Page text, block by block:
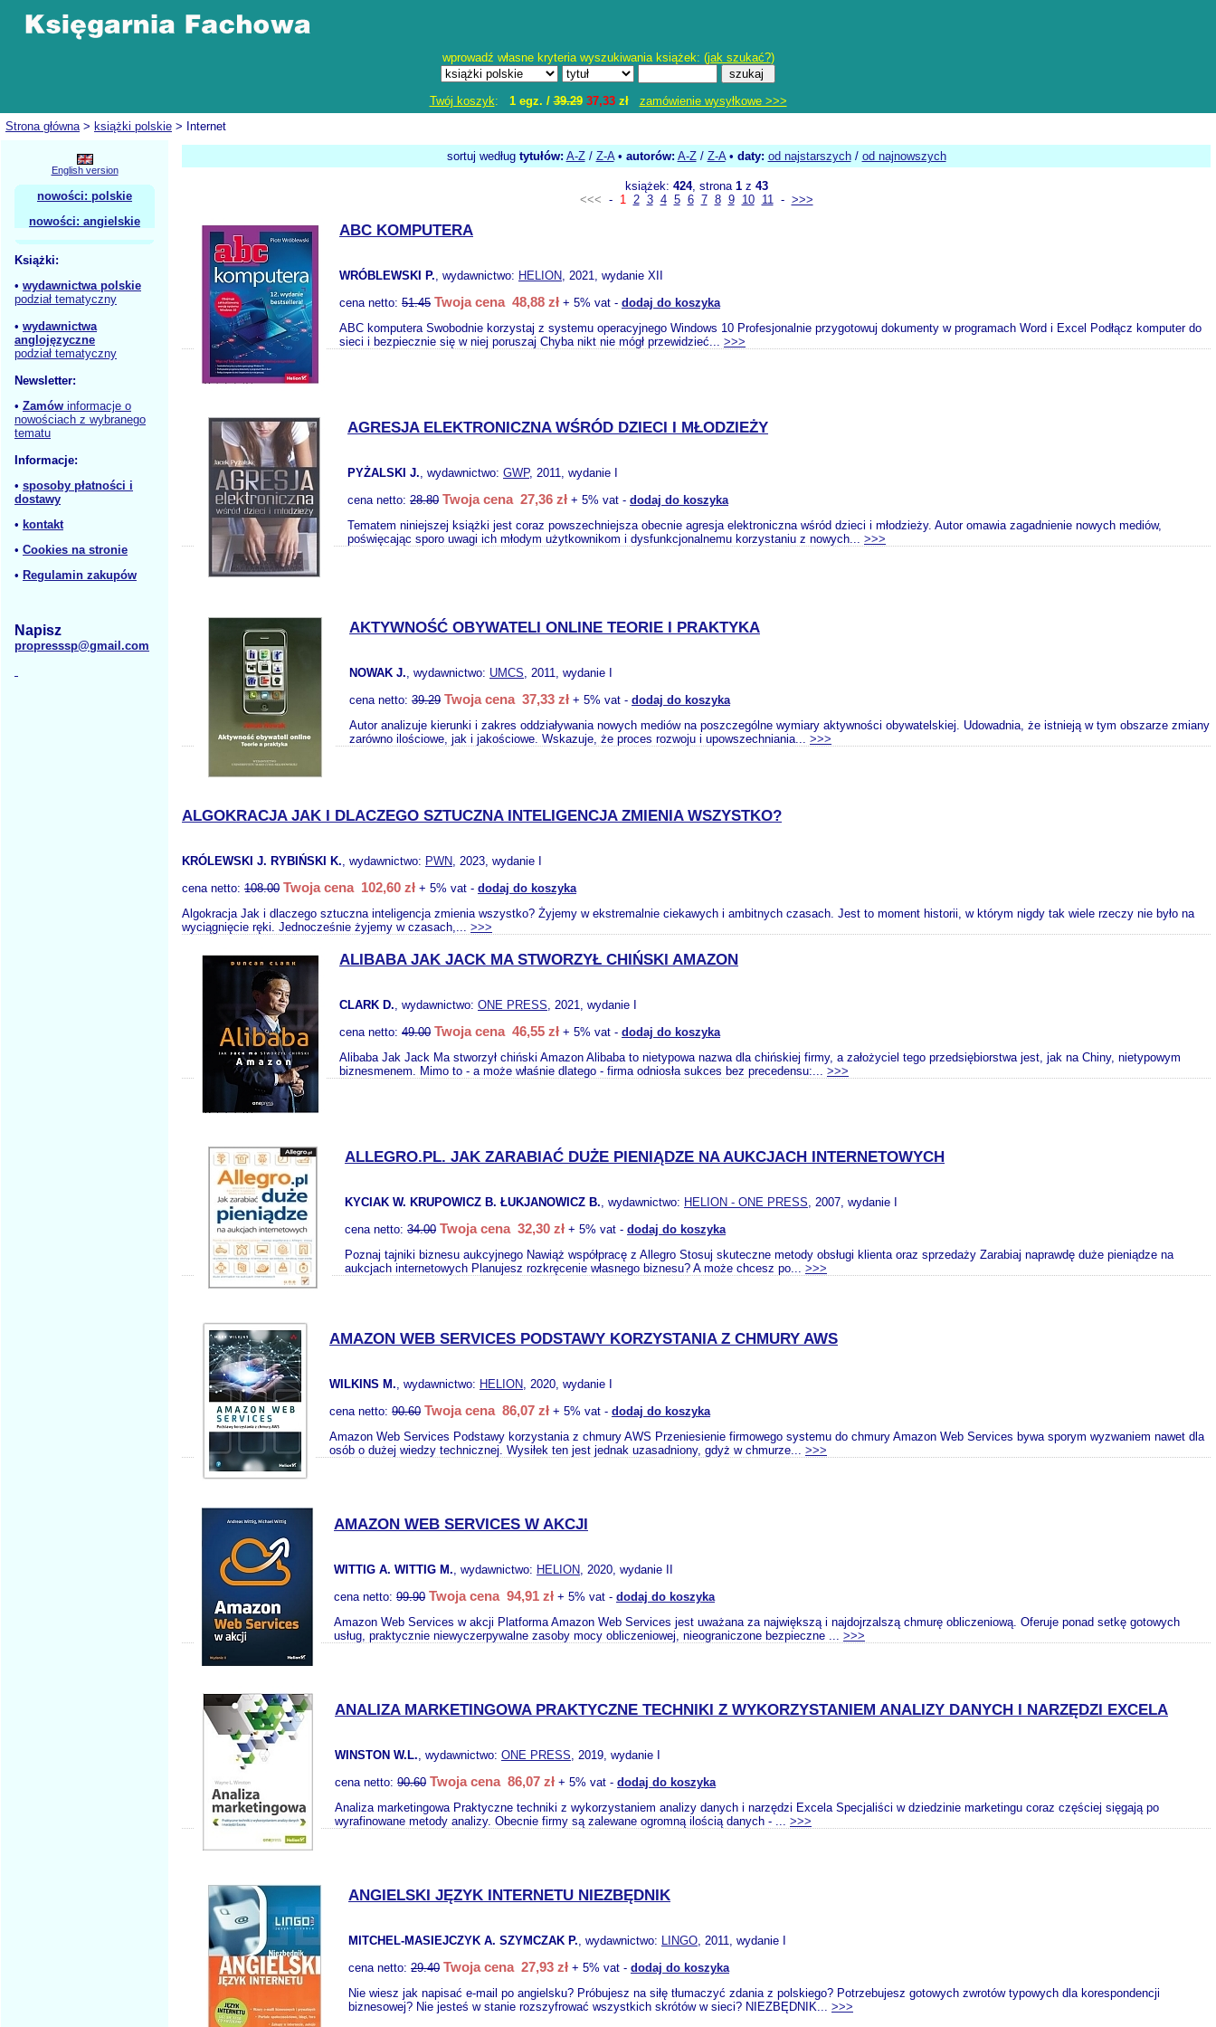
wprowadź własne kryteria wyszukiwania książek: (jak szukać?)
Twój koszyk: 1 egz. /39.29 37,33zł
zamówienie wysyłkowe >>>
Strona główna> książki polskie > Internet
English version
nowości: polskie
nowości: angielskie
Książki:
• wydawnictwa polskie
podział tematyczny
• wydawnictwa
anglojęzyczne
podział tematyczny
Newsletter:
• Zamów informacje o
nowościach z wybranego
tematu
Informacje:
• sposoby płatności i
dostawy
• kontakt
• Cookies na stronie
• Regulamin zakupów
Napisz
propresssp@gmail.com
sortuj według tytułów: A-Z/ Z-A• autorów: A-Z/ Z-A• daty: od najstarszych/ od najnowszych
książek: 424, strona 1z 43
<<< - 1 2 3 4 5 6 7 8 9 10 11- >>>
ABC KOMPUTERA
WRÓBLEWSKI P., wydawnictwo: HELION, 2021, wydanie XII
cena netto: 51.45 Twoja cena 48,88 zł + 5% vat - dodaj do koszyka
ABC komputera Swobodnie korzystaj z systemu operacyjnego Windows 10 Profesjonalnie przygotowuj dokumenty w programach Word i Excel Podłącz komputer do
sieci i bezpiecznie się w niej poruszaj Chyba nikt nie mógł przewidzieć... >>>
AGRESJA ELEKTRONICZNA WŚRÓD DZIECI I MŁODZIEŻY
PYŻALSKI J., wydawnictwo: GWP, 2011, wydanie I
cena netto: 28.80 Twoja cena 27,36 zł + 5% vat - dodaj do koszyka
Tematem niniejszej książki jest coraz powszechniejsza obecnie agresja elektroniczna wśród dzieci i młodzieży. Autor omawia zagadnienie nowych mediów,
poświęcając sporo uwagi ich młodym użytkownikom i dysfunkcjonalnemu korzystaniu z nowych... >>>
AKTYWNOŚĆ OBYWATELI ONLINE TEORIE I PRAKTYKA
NOWAK J., wydawnictwo: UMCS, 2011, wydanie I
cena netto: 39.29 Twoja cena 37,33 zł + 5% vat - dodaj do koszyka
Autor analizuje kierunki i zakres oddziaływania nowych mediów na poszczególne wymiary aktywności obywatelskiej. Udowadnia, że istnieją w tym obszarze zmiany
zarówno ilościowe, jak i jakościowe. Wskazuje, że proces rozwoju i upowszechniania... >>>
ALGOKRACJA JAK I DLACZEGO SZTUCZNA INTELIGENCJA ZMIENIA WSZYSTKO?
KRÓLEWSKI J. RYBIŃSKI K., wydawnictwo: PWN, 2023, wydanie I
cena netto: 108.00 Twoja cena 102,60 zł + 5% vat - dodaj do koszyka
Algokracja Jak i dlaczego sztuczna inteligencja zmienia wszystko? Żyjemy w ekstremalnie ciekawych i ambitnych czasach. Jest to moment historii, w którym nigdy tak wiele rzeczy nie było na
wyciągnięcie ręki. Jednocześnie żyjemy w czasach,... >>>
ALIBABA JAK JACK MA STWORZYŁ CHIŃSKI AMAZON
CLARK D., wydawnictwo: ONE PRESS, 2021, wydanie I
cena netto: 49.00 Twoja cena 46,55 zł + 5% vat - dodaj do koszyka
Alibaba Jak Jack Ma stworzył chiński Amazon Alibaba to nietypowa nazwa dla chińskiej firmy, a założyciel tego przedsiębiorstwa jest, jak na Chiny, nietypowym
biznesmenem. Mimo to - a może właśnie dlatego - firma odniosła sukces bez precedensu:... >>>
ALLEGRO.PL. JAK ZARABIAĆ DUŻE PIENIĄDZE NA AUKCJACH INTERNETOWYCH
KYCIAK W. KRUPOWICZ B. ŁUKJANOWICZ B., wydawnictwo: HELION - ONE PRESS, 2007, wydanie I
cena netto: 34.00 Twoja cena 32,30 zł + 5% vat - dodaj do koszyka
Poznaj tajniki biznesu aukcyjnego Nawiąż współpracę z Allegro Stosuj skuteczne metody obsługi klienta oraz sprzedaży Zarabiaj naprawdę duże pieniądze na
aukcjach internetowych Planujesz rozkręcenie własnego biznesu? A może chcesz po... >>>
AMAZON WEB SERVICES PODSTAWY KORZYSTANIA Z CHMURY AWS
WILKINS M., wydawnictwo: HELION, 2020, wydanie I
cena netto: 90.60 Twoja cena 86,07 zł + 5% vat - dodaj do koszyka
Amazon Web Services Podstawy korzystania z chmury AWS Przeniesienie firmowego systemu do chmury Amazon Web Services bywa sporym wyzwaniem nawet dla
osób o dużej wiedzy technicznej. Wysiłek ten jest jednak uzasadniony, gdyż w chmurze... >>>
AMAZON WEB SERVICES W AKCJI
WITTIG A. WITTIG M., wydawnictwo: HELION, 2020, wydanie II
cena netto: 99.90 Twoja cena 94,91 zł + 5% vat - dodaj do koszyka
Amazon Web Services w akcji Platforma Amazon Web Services jest uważana za największą i najdojrzalszą chmurę obliczeniową. Oferuje ponad setkę gotowych
usług, praktycznie niewyczerpywalne zasoby mocy obliczeniowej, nieograniczone bezpieczne ... >>>
ANALIZA MARKETINGOWA PRAKTYCZNE TECHNIKI Z WYKORZYSTANIEM ANALIZY DANYCH I NARZĘDZI EXCELA
WINSTON W.L., wydawnictwo: ONE PRESS, 2019, wydanie I
cena netto: 90.60 Twoja cena 86,07 zł + 5% vat - dodaj do koszyka
Analiza marketingowa Praktyczne techniki z wykorzystaniem analizy danych i narzędzi Excela Specjaliści w dziedzinie marketingu coraz częściej sięgają po
wyrafinowane metody analizy. Obecnie firmy są zalewane ogromną ilością danych - ... >>>
ANGIELSKI JĘZYK INTERNETU NIEZBĘDNIK
MITCHEL-MASIEJCZYK A. SZYMCZAK P., wydawnictwo: LINGO, 2011, wydanie I
cena netto: 29.40 Twoja cena 27,93 zł + 5% vat - dodaj do koszyka
Nie wiesz jak napisać e-mail po angielsku? Próbujesz na siłę tłumaczyć zdania z polskiego? Potrzebujesz gotowych zwrotów typowych dla korespondencji
biznesowej? Nie jesteś w stanie rozszyfrować wszystkich skrótów w sieci? NIEZBĘDNIK... >>>